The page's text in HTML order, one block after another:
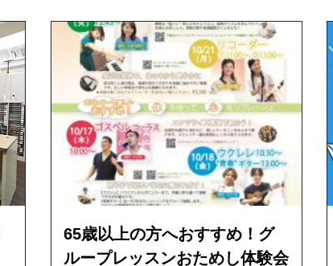
65歳以上の方へおすすめ！グ
ループレッスンおためし体験会